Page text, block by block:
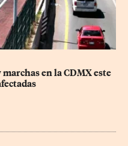
en la CDMX este